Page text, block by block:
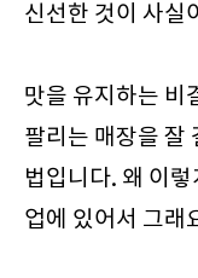
신선한 것이 사실
맛을 유지하는 비
팔리는 매장을 잘
법입니다. 왜 이
업에 있어서 그래